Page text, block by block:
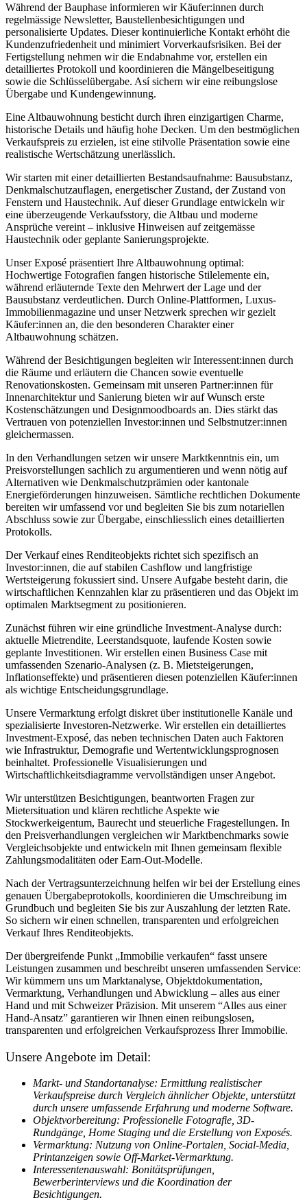
Während der Bauphase informieren wir Käufer:innen durch
regelmässige Newsletter, Baustellenbesichtigungen und
personalisierte Updates. Dieser kontinuierliche Kontakt erhöht die
Kundenzufriedenheit und minimiert Vorverkaufsrisiken. Bei der
Fertigstellung nehmen wir die Endabnahme vor, erstellen ein
detailliertes Protokoll und koordinieren die Mängelbeseitigung
sowie die Schlüsselübergabe. Así sichern wir eine reibungslose
Übergabe und Kundengewinnung.
Eine Altbauwohnung besticht durch ihren einzigartigen Charme,
historische Details und häufig hohe Decken. Um den bestmöglichen
Verkaufspreis zu erzielen, ist eine stilvolle Präsentation sowie eine
realistische Wertschätzung unerlässlich.
Wir starten mit einer detaillierten Bestandsaufnahme: Bausubstanz,
Denkmalschutzauflagen, energetischer Zustand, der Zustand von
Fenstern und Haustechnik. Auf dieser Grundlage entwickeln wir
eine überzeugende Verkaufsstory, die Altbau und moderne
Ansprüche vereint – inklusive Hinweisen auf zeitgemässe
Haustechnik oder geplante Sanierungsprojekte.
Unser Exposé präsentiert Ihre Altbauwohnung optimal:
Hochwertige Fotografien fangen historische Stilelemente ein,
während erläuternde Texte den Mehrwert der Lage und der
Bausubstanz verdeutlichen. Durch Online-Plattformen, Luxus-
Immobilienmagazine und unser Netzwerk sprechen wir gezielt
Käufer:innen an, die den besonderen Charakter einer
Altbauwohnung schätzen.
Während der Besichtigungen begleiten wir Interessent:innen durch
die Räume und erläutern die Chancen sowie eventuelle
Renovationskosten. Gemeinsam mit unseren Partner:innen für
Innenarchitektur und Sanierung bieten wir auf Wunsch erste
Kostenschätzungen und Designmoodboards an. Dies stärkt das
Vertrauen von potenziellen Investor:innen und Selbstnutzer:innen
gleichermassen.
In den Verhandlungen setzen wir unsere Marktkenntnis ein, um
Preisvorstellungen sachlich zu argumentieren und wenn nötig auf
Alternativen wie Denkmalschutzprämien oder kantonale
Energieförderungen hinzuweisen. Sämtliche rechtlichen Dokumente
bereiten wir umfassend vor und begleiten Sie bis zum notariellen
Abschluss sowie zur Übergabe, einschliesslich eines detaillierten
Protokolls.
Der Verkauf eines Renditeobjekts richtet sich spezifisch an
Investor:innen, die auf stabilen Cashflow und langfristige
Wertsteigerung fokussiert sind. Unsere Aufgabe besteht darin, die
wirtschaftlichen Kennzahlen klar zu präsentieren und das Objekt im
optimalen Marktsegment zu positionieren.
Zunächst führen wir eine gründliche Investment-Analyse durch:
aktuelle Mietrendite, Leerstandsquote, laufende Kosten sowie
geplante Investitionen. Wir erstellen einen Business Case mit
umfassenden Szenario-Analysen (z. B. Mietsteigerungen,
Inflationseffekte) und präsentieren diesen potenziellen Käufer:innen
als wichtige Entscheidungsgrundlage.
Unsere Vermarktung erfolgt diskret über institutionelle Kanäle und
spezialisierte Investoren-Netzwerke. Wir erstellen ein detailliertes
Investment-Exposé, das neben technischen Daten auch Faktoren
wie Infrastruktur, Demografie und Wertentwicklungsprognosen
beinhaltet. Professionelle Visualisierungen und
Wirtschaftlichkeitsdiagramme vervollständigen unser Angebot.
Wir unterstützen Besichtigungen, beantworten Fragen zur
Mietersituation und klären rechtliche Aspekte wie
Stockwerkeigentum, Baurecht und steuerliche Fragestellungen. In
den Preisverhandlungen vergleichen wir Marktbenchmarks sowie
Vergleichsobjekte und entwickeln mit Ihnen gemeinsam flexible
Zahlungsmodalitäten oder Earn-Out-Modelle.
Nach der Vertragsunterzeichnung helfen wir bei der Erstellung eines
genauen Übergabeprotokolls, koordinieren die Umschreibung im
Grundbuch und begleiten Sie bis zur Auszahlung der letzten Rate.
So sichern wir einen schnellen, transparenten und erfolgreichen
Verkauf Ihres Renditeobjekts.
Der übergreifende Punkt „Immobilie verkaufen“ fasst unsere
Leistungen zusammen und beschreibt unseren umfassenden Service:
Wir kümmern uns um Marktanalyse, Objektdokumentation,
Vermarktung, Verhandlungen und Abwicklung – alles aus einer
Hand und mit Schweizer Präzision. Mit unserem “Alles aus einer
Hand-Ansatz” garantieren wir Ihnen einen reibungslosen,
transparenten und erfolgreichen Verkaufsprozess Ihrer Immobilie.
Unsere Angebote im Detail:
Markt- und Standortanalyse: Ermittlung realistischer
Verkaufspreise durch Vergleich ähnlicher Objekte, unterstützt
durch unsere umfassende Erfahrung und moderne Software.
Objektvorbereitung: Professionelle Fotografie, 3D-
Rundgänge, Home Staging und die Erstellung von Exposés.
Vermarktung: Nutzung von Online-Portalen, Social-Media,
Printanzeigen sowie Off-Market-Vermarktung.
Interessentenauswahl: Bonitätsprüfungen,
Bewerberinterviews und die Koordination der
Besichtigungen.